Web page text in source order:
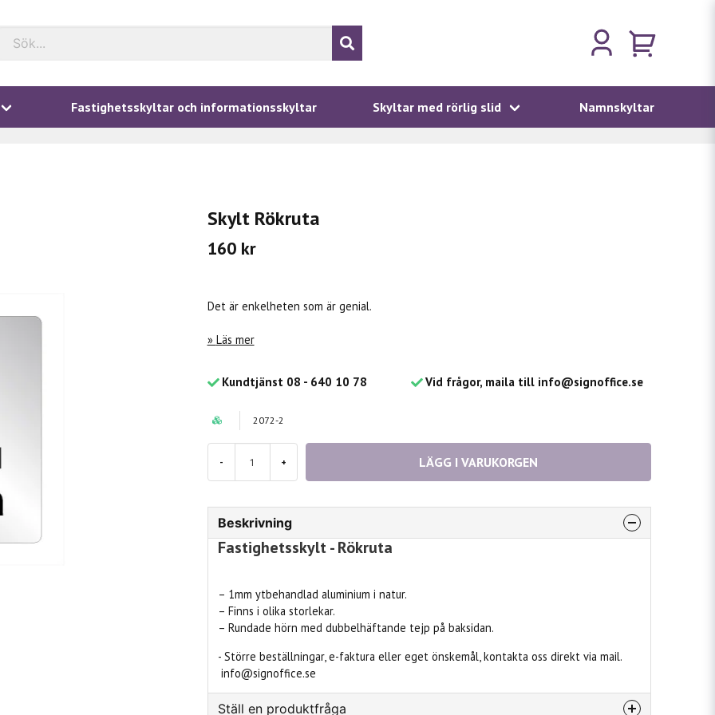
Fastighetsskyltar och informationsskyltar Skyltar med rörlig slid Namnskyltar
Skylt Rökruta
160 kr
Det är enkelheten som är genial.
Läs mer
Kundtjänst 08 - 640 10 78 Vid frågor, maila till info@signoffice.se
2072-2
- + LÄGG I VARUKORGEN
Beskrivning
Fastighetsskylt - Rökruta
– 1mm ytbehandlad aluminium i natur.
– Finns i olika storlekar.
– Rundade hörn med dubbelhäftande tejp på baksidan.
- Större beställningar, e-faktura eller eget önskemål, kontakta oss direkt via mail.
info@signoffice.se
Ställ en produktfråga